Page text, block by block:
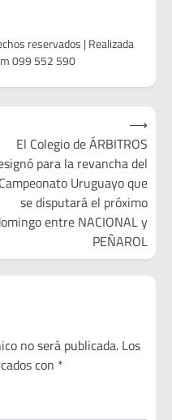
El Colegio de ÁRBITROS
para la revancha del
Campeonato Uruguayo que
se disputará el próximo
entre NACIONAL y
PEÑAROL
⟶
no será publicada. Los
con *